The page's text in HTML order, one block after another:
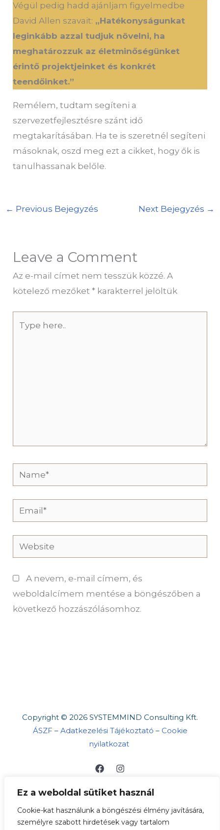
Ez a weboldal sütiket használ
Cookie-kat használunk a böngészési élmény javítására,
személyre szabott hirdetések vagy tartalom
Végül pedig hadd ajánljam figyelmedbe
David Allen szavait: „Hatékonyságunkat
leginkább azzal tudjuk növelni, ha
meghatározzuk az életminőségünket
érintő projektjeinket és konkrét
teendőinket.”
Remélem, tudtam segíteni a
szervezetfejlesztésre szánt idő
megtakarításában. Ha te is szeretnél segíteni
másoknak, oszd meg ezt a cikket, hogy ők is
tanulhassanak belőle.
← Previous Bejegyzés Next Bejegyzés →
Leave a Comment
Az e-mail címet nem tesszük közzé. A
kötelező mezőket* karakterrel jelöltük
Name*
Email*
Website
A nevem, e-mail címem, és
weboldalcímem mentése a böngészőben a
következő hozzászólásomhoz.
Copyright © 2026 SYSTEMMIND Consulting Kft.
ÁSZF – Adatkezelési Tájékoztató – Cookie
nyilatkozat